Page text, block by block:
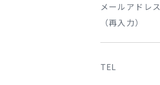
メールアドレス
（再入力）
TEL